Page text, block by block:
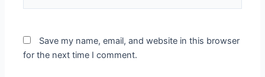
Save my name, email, and website in this browser
for the next time I comment.